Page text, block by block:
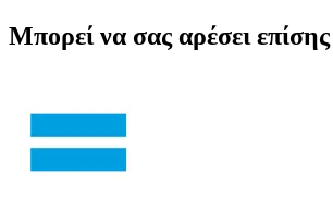
Μπορεί να σας αρέσει επίσης